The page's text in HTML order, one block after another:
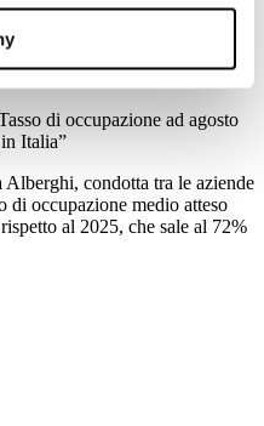
di occupazione ad agosto
Italia”
condotta tra le aziende
di occupazione medio atteso
al 2025, che sale al 72%